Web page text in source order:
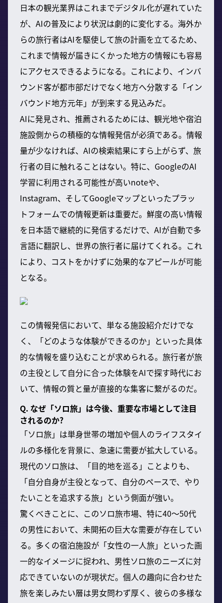
日本の観光業界はこれまでデジタル化が遅れていた
が、AIの普及により状況は劇的に変化する。海外か
らの旅行者はAIを駆使して旅の計画を立てるため、
これまで情報が届きにくかった地方の情報にも容易
にアクセスできるようになる。これにより、インバ
ウンド客が都市部だけでなく地方へ分散する「イン
バウンド地方元年」が到来する見込みだ。
AIに発見され、推薦されるためには、観光地や宿泊
施設側からの積極的な情報発信が必須である。情報
量が少なければ、AIの検索結果にすら上がらず、旅
行者の目に触れることはない。特に、GoogleのAI
学習に利用される可能性が高いnoteや、
Instagram、そしてGoogleマップといったプラッ
トフォームでの情報更新は重要だ。鮮度の高い情報
を日本語で継続的に発信するだけで、AIが自動で多
言語に翻訳し、世界の旅行者に届けてくれる。これ
により、コストをかけずに効果的なアピールが可能
となる。
この情報発信において、単なる施設紹介だけでな
く、「どのような体験ができるのか」といった具体
的な情報を盛り込むことが求められる。旅行者が旅
の主役として自分に合った体験をAIで探す時代にお
いて、情報の質と量が直接的な集客に繋がるのだ。
Q. なぜ「ソロ旅」は今後、重要な市場として注目
されるのか?
「ソロ旅」は単身世帯の増加や個人のライフスタイ
ルの多様化を背景に、急速に需要が拡大している。
現代のソロ旅は、「目的地を巡る」ことよりも、
「自分自身が主役となって、自分のペースで、やり
たいことを追求する旅」という側面が強い。
驚くべきことに、このソロ旅市場、特に40〜50代
の男性において、未開拓の巨大な需要が存在してい
る。多くの宿泊施設が「女性の一人旅」といった画
一的なイメージに捉われ、男性ソロ旅のニーズに対
応できていないのが現状だ。個人の趣向に合わせた
旅を楽しみたい層は男女問わず厚く、彼らの多様な